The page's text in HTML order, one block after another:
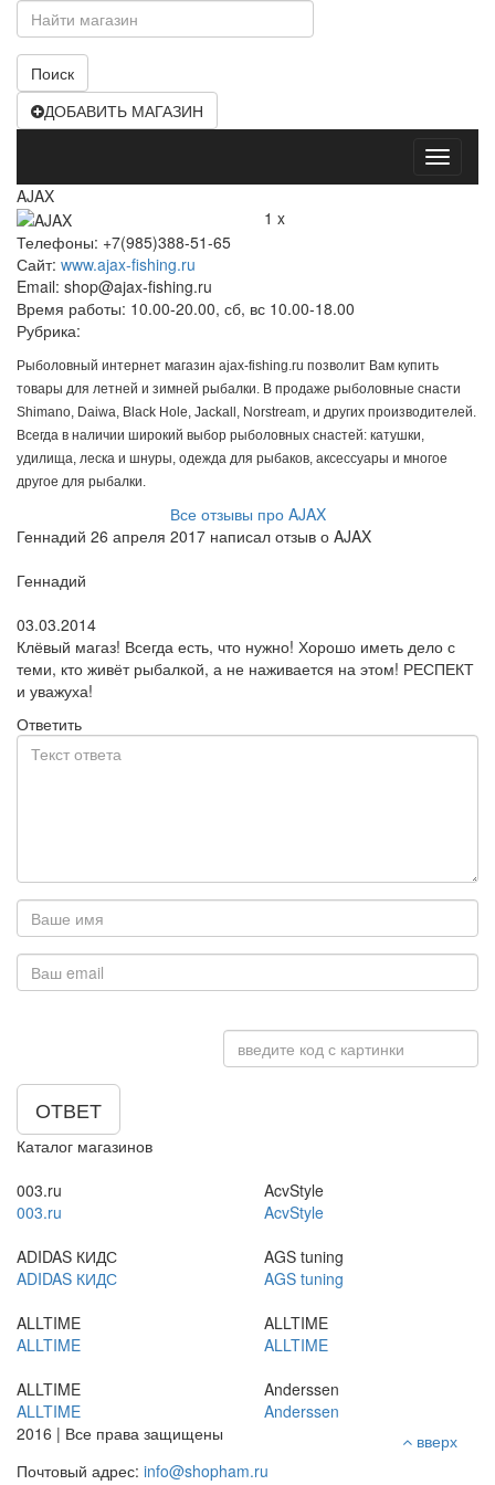
Поиск
ДОБАВИТЬ МАГАЗИН
Открыть
меню
AJAX
1 x
Телефоны: +7(985)388-51-65
Сайт: www.ajax-fishing.ru
Email: shop@ajax-fishing.ru
Время работы: 10.00-20.00, сб, вс 10.00-18.00
Рубрика:
Рыболовный интернет магазин ajax-fishing.ru позволит Вам купить
товары для летней и зимней рыбалки. В продаже рыболовные снасти
Shimano, Daiwa, Black Hole, Jackall, Norstream, и других производителей.
Всегда в наличии широкий выбор рыболовных снастей: катушки,
удилища, леска и шнуры, одежда для рыбаков, аксессуары и многое
другое для рыбалки.
Все отзывы про AJAX
Геннадий 26 апреля 2017 написал отзыв о AJAX
Геннадий
03.03.2014
Клёвый магаз! Всегда есть, что нужно! Хорошо иметь дело с
теми, кто живёт рыбалкой, а не наживается на этом! РЕСПЕКТ
и уважуха!
Ответить
ОТВЕТ
Каталог магазинов
003.ru
003.ru
AcvStyle
AcvStyle
ADIDAS КИДС
ADIDAS КИДС
AGS tuning
AGS tuning
ALLTIME
ALLTIME
ALLTIME
ALLTIME
ALLTIME
ALLTIME
Anderssen
Anderssen
2016 | Все права защищены
вверх
Почтовый адрес: info@shopham.ru